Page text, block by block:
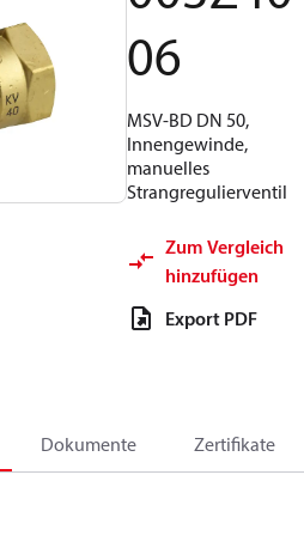
06
MSV-BD DN 50,
Innengewinde,
manuelles
Strangregulierventil
Zum Vergleich
hinzufügen
Export PDF
Dokumente Zertifikate